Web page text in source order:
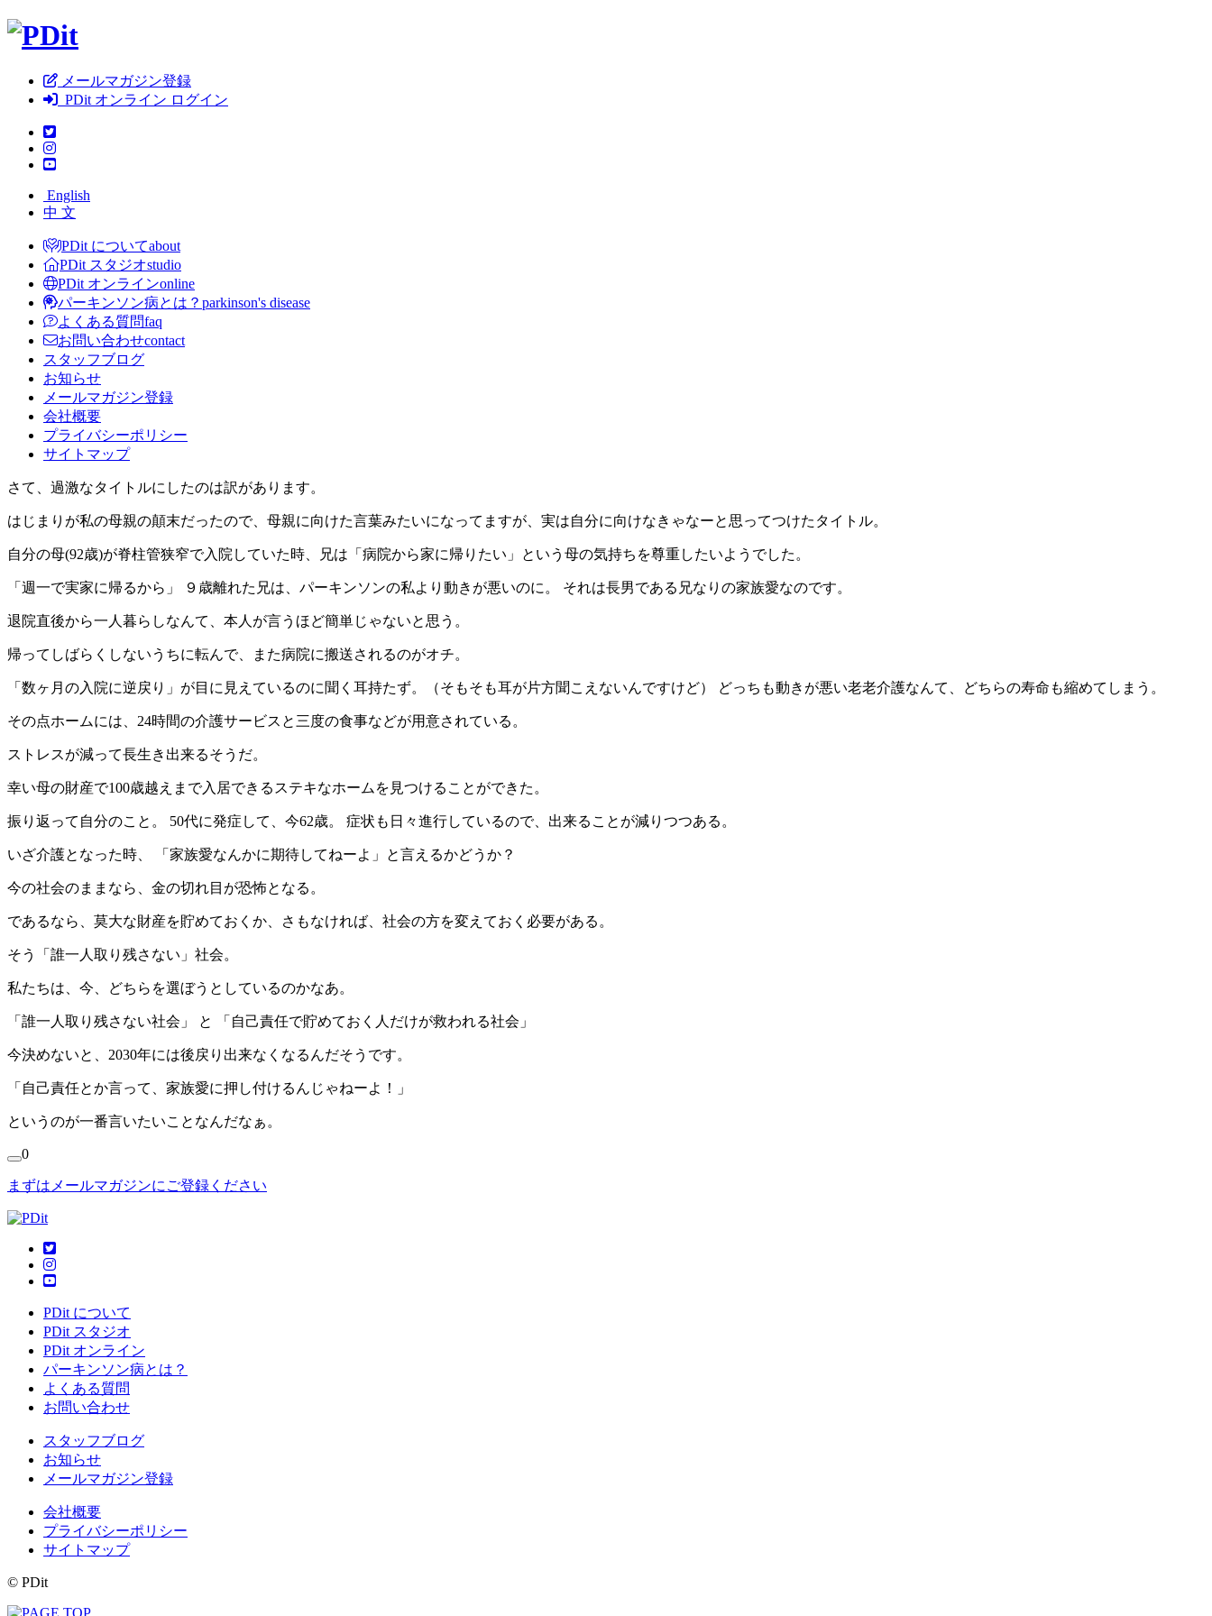
メールマガジン登録
PDit オンライン ログイン
English
中 文
PDit についてabout
PDit スタジオstudio
PDit オンラインonline
パーキンソン病とは？ parkinson's disease
よくある質問faq
お問い合わせcontact
スタッフブログ
お知らせ
メールマガジン登録
会社概要
プライバシーポリシー
サイトマップ
さて、過激なタイトルにしたのは訳があります。
はじまりが私の母親の顛末だったので、母親に向けた言葉みたいになってますが、実は自分に向けなきゃなーと思ってつけたタイトル。
自分の母(92歳)が脊柱管狭窄で入院していた時、兄は「病院から家に帰りたい」という母の気持ちを尊重したいようでした。
「週一で実家に帰るから」 ９歳離れた兄は、パーキンソンの私より動きが悪いのに。 それは長男である兄なりの家族愛なのです。
退院直後から一人暮らしなんて、本人が言うほど簡単じゃないと思う。
帰ってしばらくしないうちに転んで、また病院に搬送されるのがオチ。
「数ヶ月の入院に逆戻り」が目に見えているのに聞く耳持たず。（そもそも耳が片方聞こえないんですけど） どっちも動きが悪い老老介護なんて、どちらの寿命も縮めてしまう。
その点ホームには、24時間の介護サービスと三度の食事などが用意されている。
ストレスが減って長生き出来るそうだ。
幸い母の財産で100歳越えまで入居できるステキなホームを見つけることができた。
振り返って自分のこと。 50代に発症して、今62歳。 症状も日々進行しているので、出来ることが減りつつある。
いざ介護となった時、 「家族愛なんかに期待してねーよ」と言えるかどうか？
今の社会のままなら、金の切れ目が恐怖となる。
であるなら、莫大な財産を貯めておくか、さもなければ、社会の方を変えておく必要がある。
そう「誰一人取り残さない」社会。
私たちは、今、どちらを選ぼうとしているのかなあ。
「誰一人取り残さない社会」 と 「自己責任で貯めておく人だけが救われる社会」
今決めないと、2030年には後戻り出来なくなるんだそうです。
「自己責任とか言って、家族愛に押し付けるんじゃねーよ！」
というのが一番言いたいことなんだなぁ。
0
まずはメールマガジンにご登録ください
PDit について
PDit スタジオ
PDit オンライン
パーキンソン病とは？
よくある質問
お問い合わせ
スタッフブログ
お知らせ
メールマガジン登録
会社概要
プライバシーポリシー
サイトマップ
© PDit